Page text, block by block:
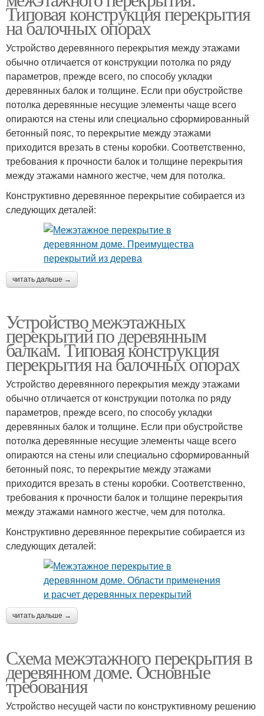
Типовая конструкция перекрытия
на балочных опорах
Устройство деревянного перекрытия между этажами
обычно отличается от конструкции потолка по ряду
параметров, прежде всего, по способу укладки
деревянных балок и толщине. Если при обустройстве
потолка деревянные несущие элементы чаще всего
опираются на стены или специально сформированный
бетонный пояс, то перекрытие между этажами
приходится врезать в стены коробки. Соответственно,
требования к прочности балок и толщине перекрытия
между этажами намного жестче, чем для потолка.
Конструктивно деревянное перекрытие собирается из
следующих деталей:
читать дальше →
Устройство межэтажных
перекрытий по деревянным
балкам. Типовая конструкция
перекрытия на балочных опорах
Устройство деревянного перекрытия между этажами
обычно отличается от конструкции потолка по ряду
параметров, прежде всего, по способу укладки
деревянных балок и толщине. Если при обустройстве
потолка деревянные несущие элементы чаще всего
опираются на стены или специально сформированный
бетонный пояс, то перекрытие между этажами
приходится врезать в стены коробки. Соответственно,
требования к прочности балок и толщине перекрытия
между этажами намного жестче, чем для потолка.
Конструктивно деревянное перекрытие собирается из
следующих деталей:
читать дальше →
Схема межэтажного перекрытия в
деревянном доме. Основные
требования
Устройство несущей части по конструктивному решению